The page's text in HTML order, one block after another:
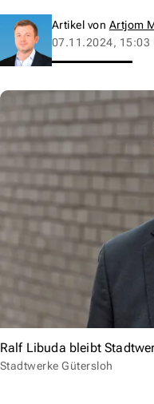
Artikel von Artjom
07.11.2024, 15:03
Ralf Libuda bleibt
Stadtwerke Gütersloh